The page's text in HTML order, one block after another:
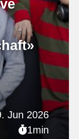
Jun 2026
1min